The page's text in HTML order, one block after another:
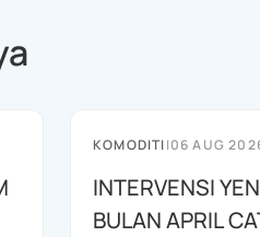
KOMODITI|06 AUG
INTERVENSI
BULAN APRIL